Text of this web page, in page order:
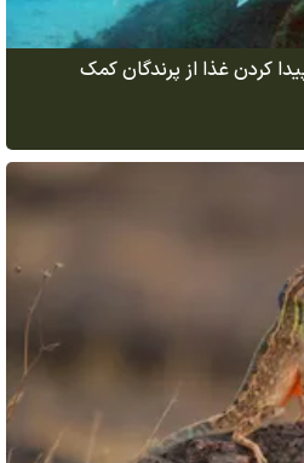
کردن غذا از پرندگان کمک